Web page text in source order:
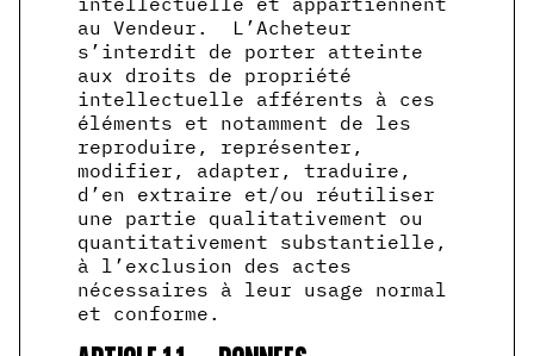
au Vendeur. L’Acheteur
s’interdit de porter atteinte
aux droits de propriété
intellectuelle afférents à ces
éléments et notamment de les
reproduire, représenter,
modifier, adapter, traduire,
d’en extraire et/ou réutiliser
une partie qualitativement ou
quantitativement substantielle,
à l’exclusion des actes
nécessaires à leur usage normal
et conforme.